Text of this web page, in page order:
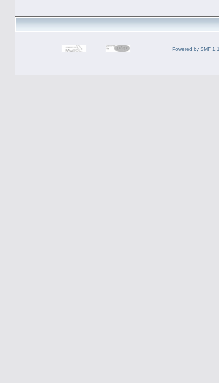
Powered by SMF